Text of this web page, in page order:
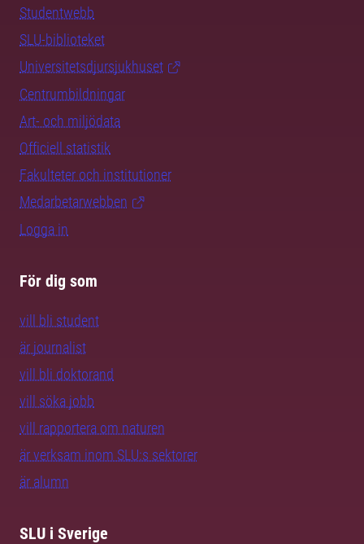
Studentwebb
SLU-biblioteket
Universitetsdjursjukhuset
Centrumbildningar
Art- och miljödata
Officiell statistik
Fakulteter och institutioner
Medarbetarwebben
Logga in
För dig som
vill bli student
är journalist
vill bli doktorand
vill söka jobb
vill rapportera om naturen
är verksam inom SLU:s sektorer
är alumn
SLU i Sverige